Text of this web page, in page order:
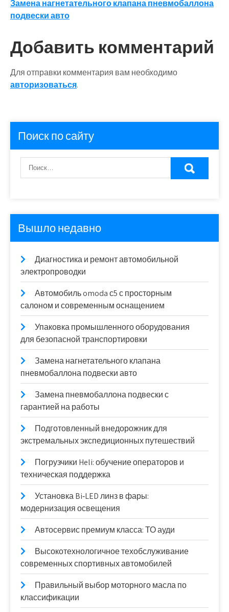
записям
Замена нагнетательного клапана пневмобаллона
подвески авто
Добавить комментарий
Для отправки комментария вам необходимо
авторизоваться.
Поиск по сайту
Вышло недавно
Диагностика и ремонт автомобильной
электропроводки
Автомобиль omoda с5 с просторным
салоном и современным оснащением
Упаковка промышленного оборудования
для безопасной транспортировки
Замена нагнетательного клапана
пневмобаллона подвески авто
Замена пневмобаллона подвески с
гарантией на работы
Подготовленный внедорожник для
экстремальных экспедиционных путешествий
Погрузчики Heli: обучение операторов и
техническая поддержка
Установка Bi‑LED линз в фары:
модернизация освещения
Автосервис премиум класса: ТО ауди
Высокотехнологичное техобслуживание
современных спортивных автомобилей
Правильный выбор моторного масла по
классификации